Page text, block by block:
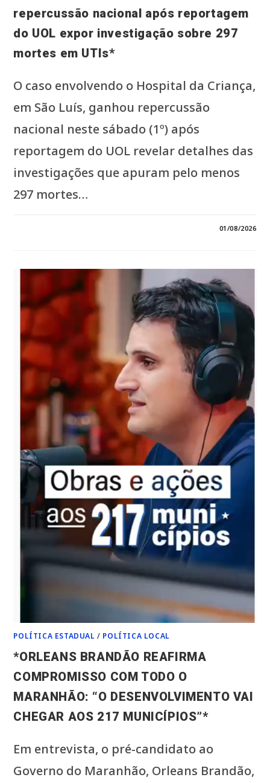
repercussão nacional após reportagem
do UOL expor investigação sobre 297
mortes em UTIs*
O caso envolvendo o Hospital da Criança,
em São Luís, ganhou repercussão
nacional neste sábado (1º) após
reportagem do UOL revelar detalhes das
investigações que apuram pelo menos
297 mortes…
CRIANÇA
REPERCUSSÃO
NACIONAL
APÓS
REPORTAGEM
DO
UOL
EXPOR
INVESTIGAÇÃO
SOBRE
297
MORTES
EM
UTIS*
01/08/2026
POLÍTICA ESTADUAL / POLÍTICA LOCAL
*ORLEANS BRANDÃO REAFIRMA
COMPROMISSO COM TODO O
MARANHÃO: “O DESENVOLVIMENTO VAI
CHEGAR AOS 217 MUNICÍPIOS”*
Em entrevista, o pré-candidato ao
Governo do Maranhão, Orleans Brandão,